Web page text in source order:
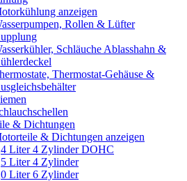
anzeigen
Rollen & Lüfter
Schläuche Ablasshahn &
Thermostat-Gehäuse &
& Dichtungen
& Dichtungen anzeigen
Liter 4 Zylinder DOHC
Liter 4 Zylinder
Liter 6 Zylinder